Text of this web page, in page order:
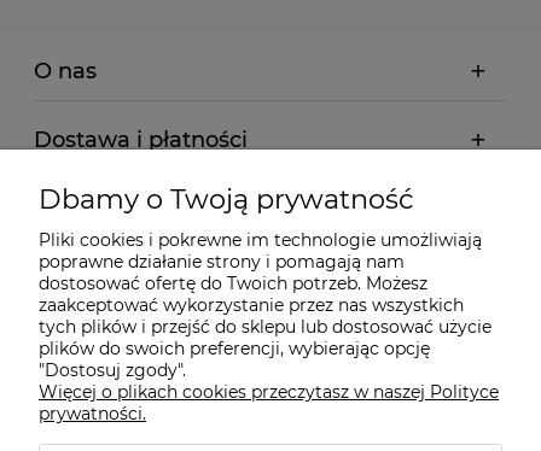
O nas
Dostawa i płatności
Pomoc
Gwarancja i Serwis
Dbamy o Twoją prywatność
Pliki cookies i pokrewne im technologie umożliwiają
poprawne działanie strony i pomagają nam
dostosować ofertę do Twoich potrzeb. Możesz
zaakceptować wykorzystanie przez nas wszystkich
tych plików i przejść do sklepu lub dostosować użycie
plików do swoich preferencji, wybierając opcję
"Dostosuj zgody".
Więcej o plikach cookies przeczytasz w naszej Polityce
prywatności.